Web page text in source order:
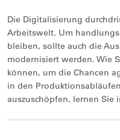
Die Digitalisierung
Arbeitswelt. Um
bleiben, sollte auch die
modernisiert werden. Wie
können, um die Chancen
in den
auszuschöpfen, lernen Sie